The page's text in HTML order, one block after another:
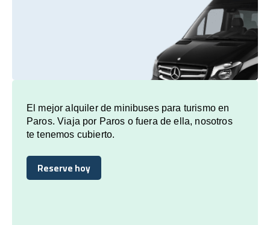
El mejor alquiler de minibuses para turismo en
Paros. Viaja por Paros o fuera de ella, nosotros
te tenemos cubierto.
Reserve hoy
Reserve hoy